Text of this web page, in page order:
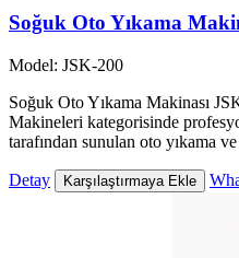
Soğuk Oto Yıkama
Model: JSK-200
Soğuk Oto Yıkama Makinası
Makineleri kategorisinde
tarafından sunulan oto yıkama
Detay Karşılaştırmaya Ekle